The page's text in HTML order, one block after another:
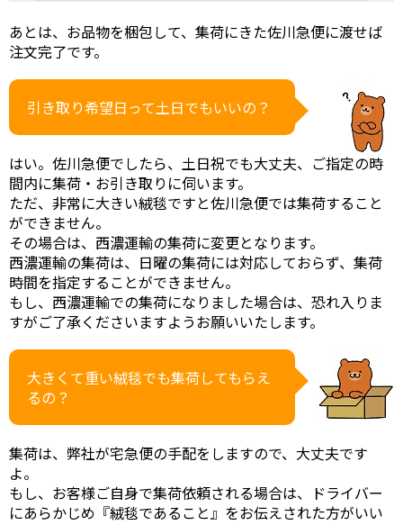
あとは、お品物を梱包して、集荷にきた佐川急便に渡せば
注文完了です。
引き取り希望日って土日でもいいの？
はい。佐川急便でしたら、土日祝でも大丈夫、ご指定の時
間内に集荷・お引き取りに伺います。
ただ、非常に大きい絨毯ですと佐川急便では集荷すること
ができません。
その場合は、西濃運輸の集荷に変更となります。
西濃運輸の集荷は、日曜の集荷には対応しておらず、集荷
時間を指定することができません。
もし、西濃運輸での集荷になりました場合は、恐れ入りま
すがご了承くださいますようお願いいたします。
大きくて重い絨毯でも集荷してもらえ
るの？
集荷は、弊社が宅急便の手配をしますので、大丈夫です
よ。
もし、お客様ご自身で集荷依頼される場合は、ドライバー
にあらかじめ『絨毯であること』をお伝えされた方がいい